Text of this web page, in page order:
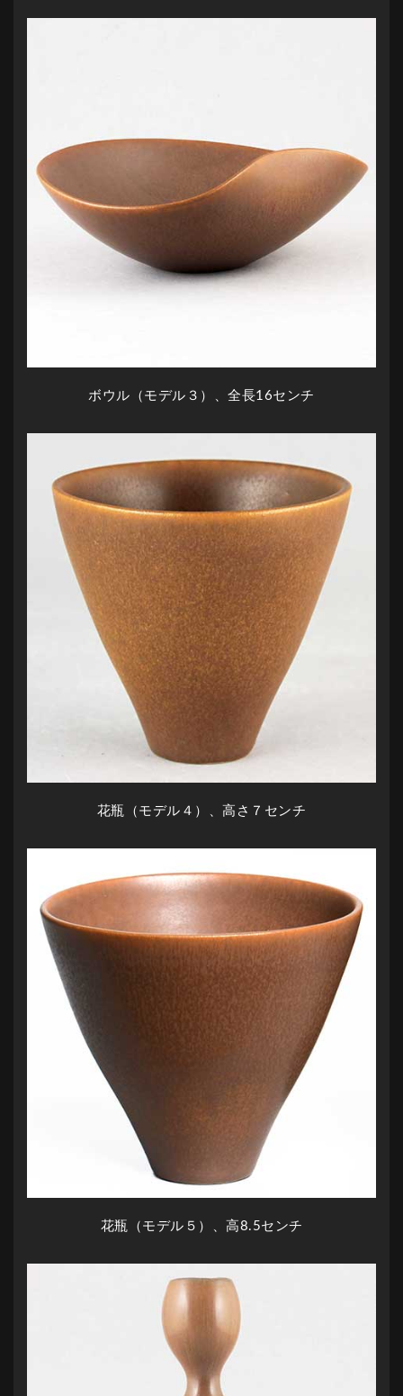
ボウル（モデル３）、全長16センチ
花瓶（モデル４）、高さ７センチ
花瓶（モデル５）、高8.5センチ